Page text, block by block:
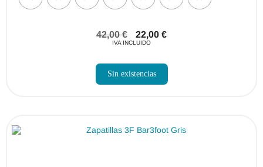
42,00€ 22,00 €
IVA INCLUIDO
Sin existencias